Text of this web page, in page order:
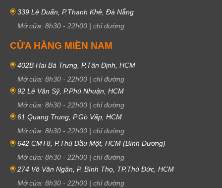
339 Lê Duẩn, P.Thanh Khê, Đà Nẵng
Mở cửa: 8h30 - 22h00 | chỉ đường
CỬA HÀNG MIỀN NAM
402B Hai Bà Trưng, P.Tân Định, HCM
Mở cửa: 8h30 - 22h00 | chỉ đường
92 Lê Văn Sỹ, P.Phú Nhuận, HCM
Mở cửa: 8h30 - 22h00 | chỉ đường
61 Quang Trung, P.Gò Vấp, HCM
Mở cửa: 8h30 - 22h00 | chỉ đường
642 CMT8, P.Thủ Dầu Một, HCM (Bình Dương)
Mở cửa: 8h30 - 22h00 | chỉ đường
274 Võ Văn Ngân, P. Bình Thọ, TP.Thủ Đức, HCM
Mở cửa: 8h30 - 22h00 | chỉ đường